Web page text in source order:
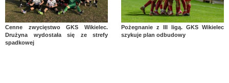
Cenne zwycięstwo GKS Wikielec.
Drużyna wydostała się ze strefy
spadkowej
Pożegnanie z III ligą. GKS Wikielec
szykuje plan odbudowy